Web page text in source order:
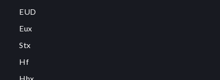
EUD
Eux
Stx
Hf